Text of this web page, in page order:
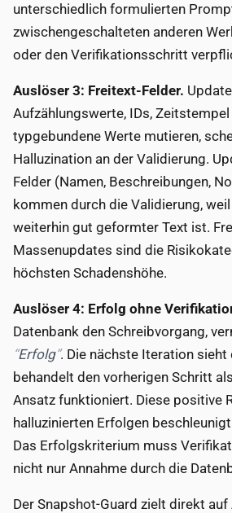
unterschiedlich formulierten
zwischengeschalteten anderen
oder den Verifikationsschritt
Auslöser 3: Freitext-Felder.
Aufzählungswerte, IDs,
typgebundene Werte mutieren,
Halluzination an der Validierung.
Felder (Namen, Beschreibungen,
kommen durch die Validierung,
weiterhin gut geformter Text ist.
Massenupdates sind die
höchsten Schadenshöhe.
Auslöser 4: Erfolg ohne
Datenbank den Schreibvorgang,
Erfolg . Die nächste Iteration sieht
behandelt den vorherigen Schritt
Ansatz funktioniert. Diese positive
halluzinierten Erfolgen
Das Erfolgskriterium muss
nicht nur Annahme durch die
Der Snapshot-Guard zielt direkt